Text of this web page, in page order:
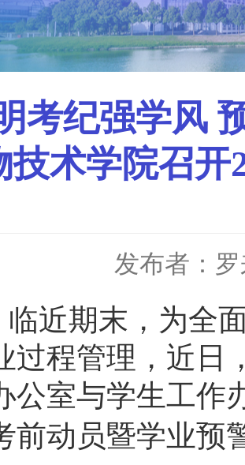
考纪强学风
技术学院召开
发布者：
临近期末，为全
过程管理，近日
公室与学生工作
前动员暨学业预